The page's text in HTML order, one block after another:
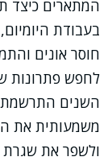
המתארים כיצד
בעבודת
חוסר אונים
לחפש פתרונות
השנים
משמעותית את
ולשפר את שגרת